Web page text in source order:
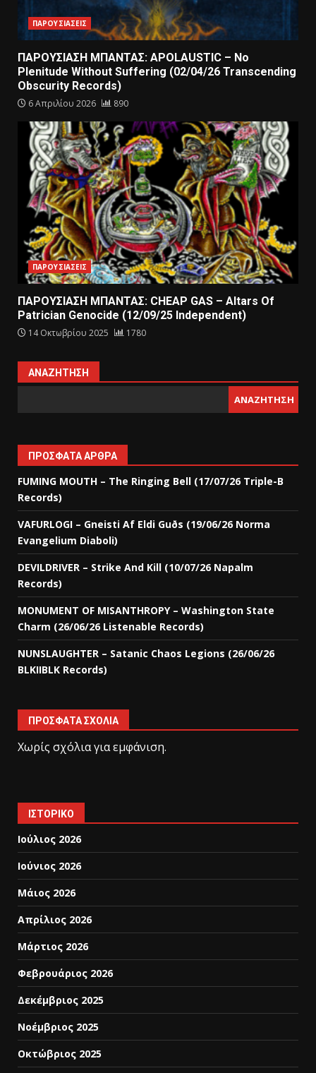
ΠΑΡΟΥΣΙΑΣΕΙΣ
ΠΑΡΟΥΣΙΑΣΗ ΜΠΑΝΤΑΣ: APOLAUSTIC – No
Plenitude Without Suffering (02/04/26 Transcending
Obscurity Records)
6 Απριλίου 2026 890
ΠΑΡΟΥΣΙΑΣΕΙΣ
ΠΑΡΟΥΣΙΑΣΗ ΜΠΑΝΤΑΣ: CHEAP GAS – Altars Of
Patrician Genocide (12/09/25 Independent)
14 Οκτωβρίου 2025 1780
ΑΝΑΖΉΤΗΣΗ
ΑΝΑΖΉΤΗΣΗ
ΠΡΌΣΦΑΤΑ ΆΡΘΡΑ
FUMING MOUTH – The Ringing Bell (17/07/26 Triple-B
Records)
VAFURLOGI – Gneisti Af Eldi Guðs (19/06/26 Norma
Evangelium Diaboli)
DEVILDRIVER – Strike And Kill (10/07/26 Napalm
Records)
MONUMENT OF MISANTHROPY – Washington State
Charm (26/06/26 Listenable Records)
NUNSLAUGHTER – Satanic Chaos Legions (26/06/26
BLKIIBLK Records)
ΠΡΌΣΦΑΤΑ ΣΧΌΛΙΑ
Χωρίς σχόλια για εμφάνιση.
ΙΣΤΟΡΙΚΌ
Ιούλιος 2026
Ιούνιος 2026
Μάιος 2026
Απρίλιος 2026
Μάρτιος 2026
Φεβρουάριος 2026
Δεκέμβριος 2025
Νοέμβριος 2025
Οκτώβριος 2025